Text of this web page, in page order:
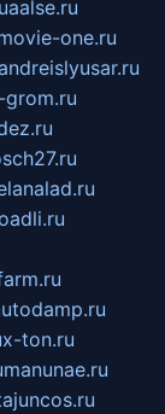
aalse.ru
one.ru
x-ton.ru
manunae.ru